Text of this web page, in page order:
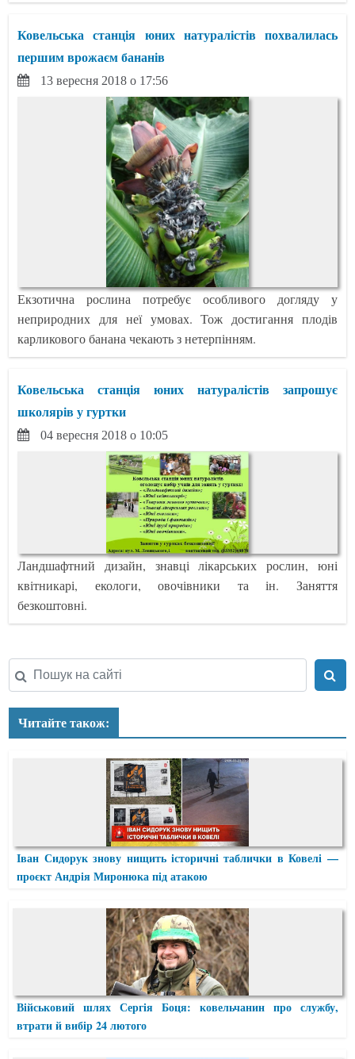
Ковельська станція юних натуралістів похвалилась
першим врожаєм бананів
13 вересня 2018 о 17:56
Екзотична рослина потребує особливого догляду у
неприродних для неї умовах. Тож достигання плодів
карликового банана чекають з нетерпінням.
Ковельська станція юних натуралістів запрошує
школярів у гуртки
04 вересня 2018 о 10:05
Ландшафтний дизайн, знавці лікарських рослин, юні
квітникарі, екологи, овочівники та ін. Заняття
безкоштовні.
Читайте також:
Іван Сидорук знову нищить історичні таблички в Ковелі —
проєкт Андрія Миронюка під атакою
Військовий шлях Сергія Боця: ковельчанин про службу,
втрати й вибір 24 лютого